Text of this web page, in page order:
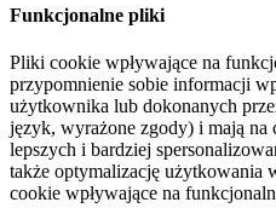
Funkcjonalne pliki
Pliki cookie wpływające na
przypomnienie sobie informacji
użytkownika lub dokonanych
język, wyrażone zgody) i mają
lepszych i bardziej
także optymalizację użytkowania
cookie wpływające na